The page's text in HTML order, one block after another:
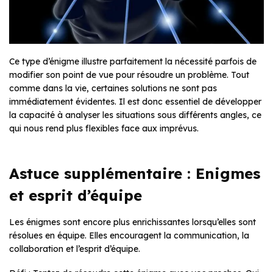
Ce type d’énigme illustre parfaitement la nécessité parfois de
modifier son point de vue pour résoudre un problème. Tout
comme dans la vie, certaines solutions ne sont pas
immédiatement évidentes. Il est donc essentiel de développer
la capacité à analyser les situations sous différents angles, ce
qui nous rend plus flexibles face aux imprévus.
Astuce supplémentaire : Enigmes
et esprit d’équipe
Les énigmes sont encore plus enrichissantes lorsqu’elles sont
résolues en équipe. Elles encouragent la communication, la
collaboration et l’esprit d’équipe.